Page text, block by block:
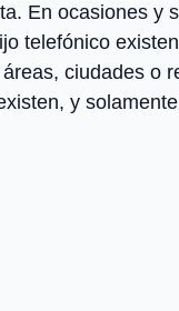
. En ocasiones y
telefónico
ciudades o
y